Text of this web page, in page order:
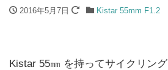
2016年5月7日 Kistar 55mm F1.2
Kistar 55㎜ を持ってサイクリン